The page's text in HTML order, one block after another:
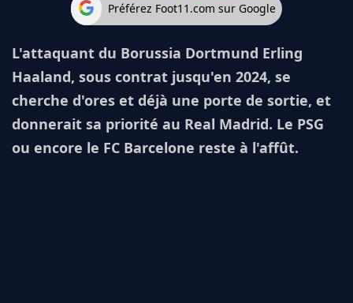
Préférez Foot11.com sur Google
L'attaquant du Borussia Dortmund Erling
Haaland, sous contrat jusqu'en 2024, se
cherche d'ores et déjà une porte de sortie, et
donnerait sa priorité au Real Madrid. Le PSG
ou encore le FC Barcelone reste à l'affût.